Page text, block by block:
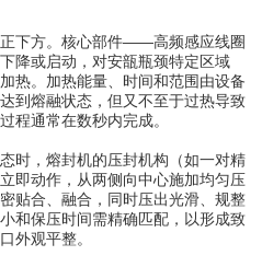
下方。核心部件——高频感应线圈
降或启动，对安瓿瓶颈特定区域
热。加热能量、时间和范围由设备
到熔融状态，但又不至于过热导致
程通常在数秒内完成。
，熔封机的压封机构（如一对精
即动作，从两侧向中心施加均匀压
贴合、融合，同时压出光滑、规整
和保压时间需精确匹配，以形成致
外观平整。